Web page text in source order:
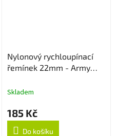
Nylonový rychloupínací
řemínek 22mm - Army
Skladem
185 Kč
Do košíku